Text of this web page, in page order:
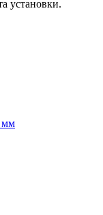
установки.
мм